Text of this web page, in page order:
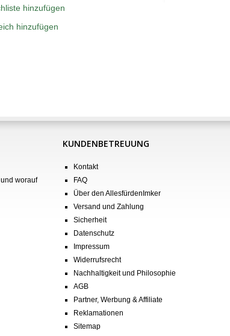
hinzufügen
hinzufügen
worauf
KUNDENBETREUUNG
Kontakt
FAQ
Über den AllesfürdenImker
Versand und Zahlung
Sicherheit
Datenschutz
Impressum
Widerrufsrecht
Nachhaltigkeit und Philosophie
AGB
Partner, Werbung & Affiliate
Reklamationen
Sitemap